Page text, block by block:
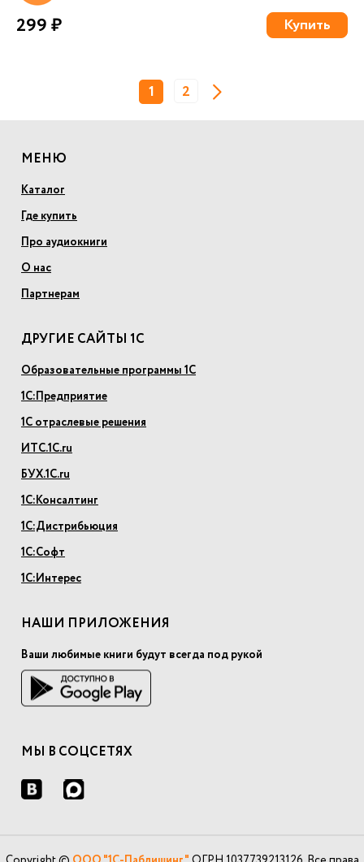
299 ₽ Купить
1 2
МЕНЮ
Каталог
Где купить
Про аудиокниги
О нас
Партнерам
ДРУГИЕ САЙТЫ 1С
Образовательные программы 1С
1С:Предприятие
1С отраслевые решения
ИТС.1С.ru
БУХ.1С.ru
1С:Консалтинг
1С:Дистрибьюция
1С:Софт
1С:Интерес
НАШИ ПРИЛОЖЕНИЯ
Ваши любимые книги будут всегда под рукой
МЫ В СОЦСЕТЯХ